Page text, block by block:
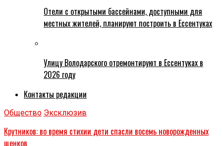
Отели с открытыми бассейнами, доступными для
местных жителей, планируют построить в Ессентуках
Улицу Володарского отремонтируют в Ессентуках в
2026 году
Контакты редакции
Общество Эксклюзив
Крутников: во время стихии дети спасли восемь новорожденных
щенков